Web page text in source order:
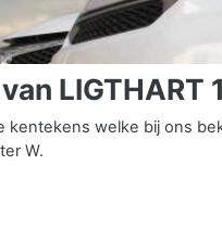
LIGTHART
kentekens welke bij ons
W.